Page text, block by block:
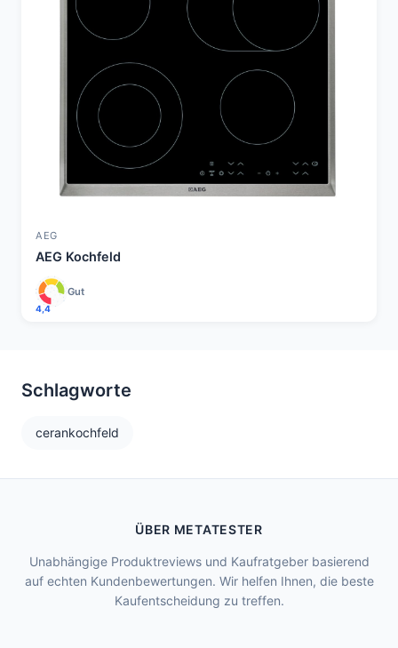
AEG
AEG Kochfeld
4,4
Gut
Schlagworte
cerankochfeld
ÜBER METATESTER
Unabhängige Produktreviews und Kaufratgeber basierend
auf echten Kundenbewertungen. Wir helfen Ihnen, die beste
Kaufentscheidung zu treffen.